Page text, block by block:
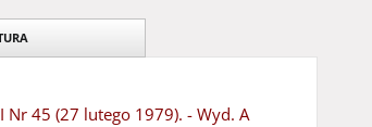
Nr 45 (27 lutego 1979). - Wyd. A